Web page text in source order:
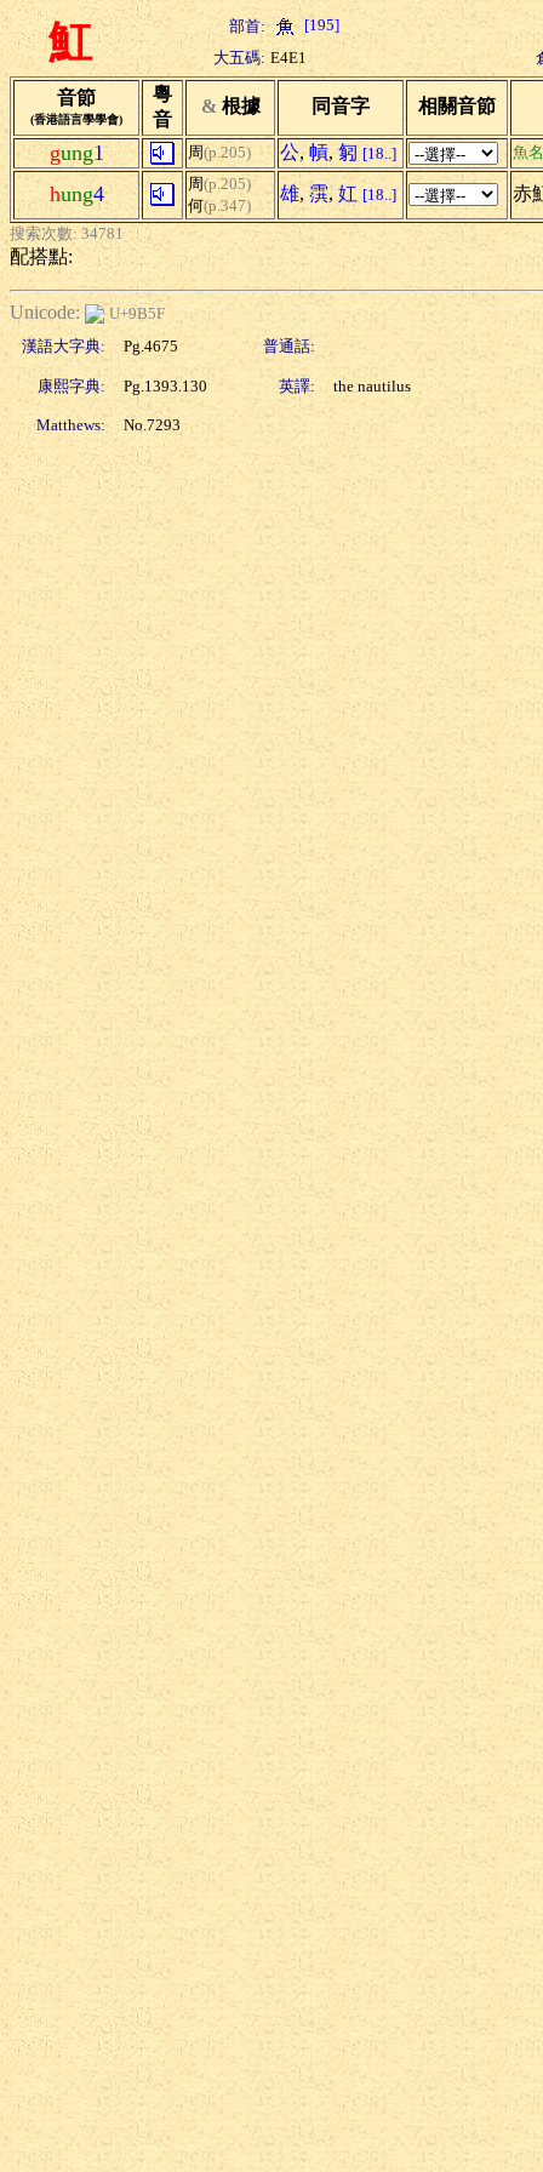
魟 部首:
[195]
大五碼: E4E1
音節
(香港語言學學會)
粵
音
& 根據 同音字 相關音節
gung1 周(p.205) 公, 幊, 匑 [18..] 魚名
hung4 周(p.205)
何(p.347)
雄, 霟, 妅 [18..] 赤
搜索次數: 34781
配搭點:
Unicode:
U+9B5F
漢語大字典:
Pg.4675 普通話:
康熙字典: Pg.1393.130 英譯: the nautilus
Matthews: No.7293